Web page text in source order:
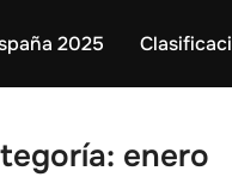
2025
enero